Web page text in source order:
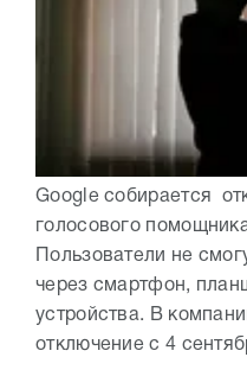
Google собирается
голосового
Пользователи не
через смартфон,
устройства. В
отключение с 4